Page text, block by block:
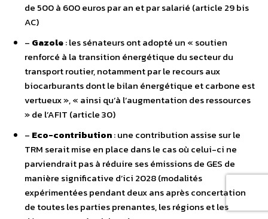
de 500 à 600 euros par an et par salarié (article 29 bis
AC)
– Gazole: les sénateurs ont adopté un « soutien
renforcé à la transition énergétique du secteur du
transport routier, notamment par le recours aux
biocarburants dont le bilan énergétique et carbone est
vertueux », « ainsi qu’à l’augmentation des ressources
» de l’AFIT (article 30)
– Eco-contribution: une contribution assise sur le
TRM serait mise en place dans le cas où celui-ci ne
parviendrait pas à réduire ses émissions de GES de
manière significative d’ici 2028 (modalités
expérimentées pendant deux ans après concertation
de toutes les parties prenantes, les régions et les